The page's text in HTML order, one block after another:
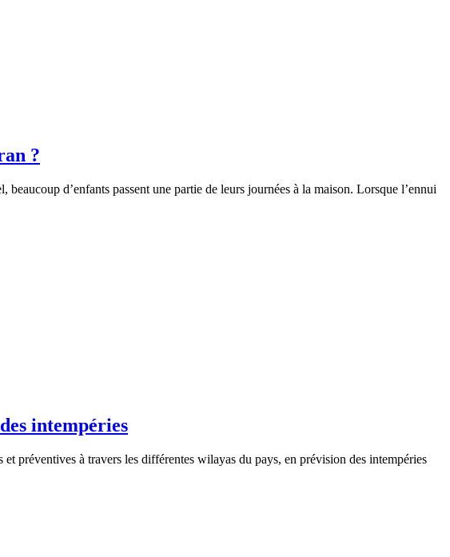
?
d’enfants passent une partie de leurs journées à la maison. Lorsque l’ennui
intempéries
préventives à travers les différentes wilayas du pays, en prévision des intempéries